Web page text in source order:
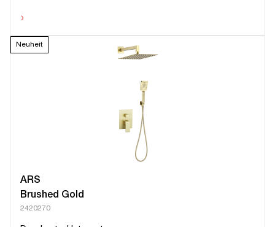
›
Neuheit
ARS
Brushed Gold
2420270